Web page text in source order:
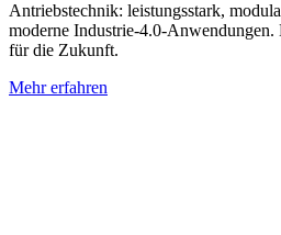
Antriebstechnik: leistungsstark,
moderne Industrie-4.0-
für die Zukunft.
Mehr erfahren